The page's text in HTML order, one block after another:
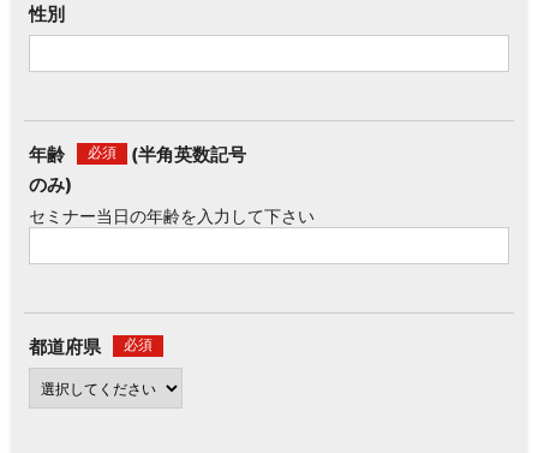
性別
年齢 必須
(半角英数記号
のみ)
セミナー当日の年齢を入力して下さい
都道府県 必須